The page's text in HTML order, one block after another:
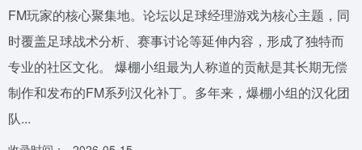
FM玩家的核心聚集地。论坛以足球经理游戏为核心主题，同
时覆盖足球战术分析、赛事讨论等延伸内容，形成了独特而
专业的社区文化。 爆棚小组最为人称道的贡献是其长期无偿
制作和发布的FM系列汉化补丁。多年来，爆棚小组的汉化团
队...